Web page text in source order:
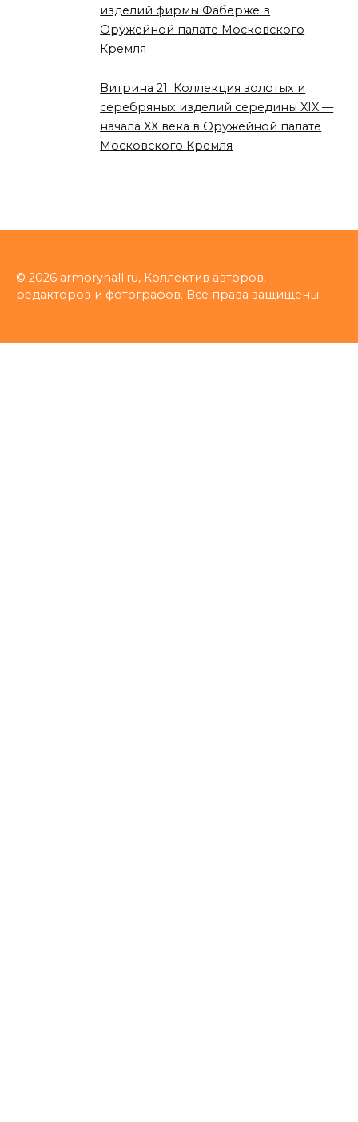
изделий фирмы Фаберже в
Оружейной палате Московского
Кремля
Витрина 21. Коллекция золотых и
серебряных изделий середины XIX —
начала XX века в Оружейной палате
Московского Кремля
© 2026 armoryhall.ru, Коллектив авторов,
редакторов и фотографов. Все права защищены.